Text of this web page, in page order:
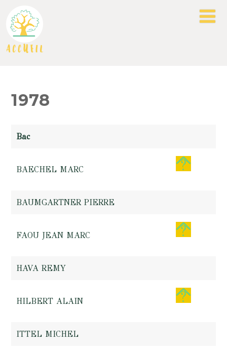
1978
Bac
BAECHEL MARC
BAUMGARTNER PIERRE
FAOU JEAN MARC
HAVA REMY
HILBERT ALAIN
ITTEL MICHEL